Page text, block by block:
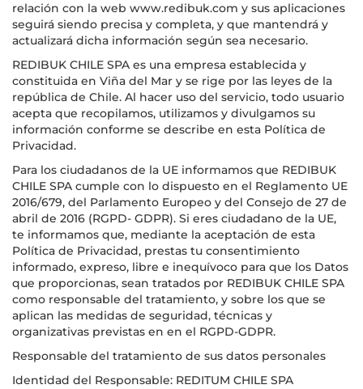
relación con la web www.redibuk.com y sus aplicaciones
seguirá siendo precisa y completa, y que mantendrá y
actualizará dicha información según sea necesario.
REDIBUK CHILE SPA es una empresa establecida y
constituida en Viña del Mar y se rige por las leyes de la
república de Chile. Al hacer uso del servicio, todo usuario
acepta que recopilamos, utilizamos y divulgamos su
información conforme se describe en esta Política de
Privacidad.
Para los ciudadanos de la UE informamos que REDIBUK
CHILE SPA cumple con lo dispuesto en el Reglamento UE
2016/679, del Parlamento Europeo y del Consejo de 27 de
abril de 2016 (RGPD- GDPR). Si eres ciudadano de la UE,
te informamos que, mediante la aceptación de esta
Política de Privacidad, prestas tu consentimiento
informado, expreso, libre e inequívoco para que los Datos
que proporcionas, sean tratados por REDIBUK CHILE SPA
como responsable del tratamiento, y sobre los que se
aplican las medidas de seguridad, técnicas y
organizativas previstas en en el RGPD-GDPR.
Responsable del tratamiento de sus datos personales
Identidad del Responsable: REDITUM CHILE SPA